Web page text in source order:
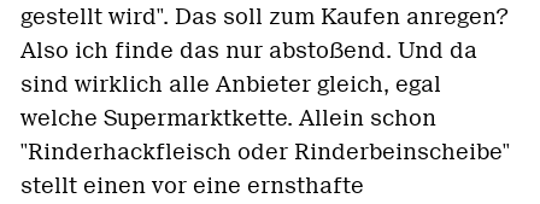
gestellt wird". Das soll zum Kaufen anregen?
Also ich finde das nur abstoßend. Und da
sind wirklich alle Anbieter gleich, egal
welche Supermarktkette. Allein schon
"Rinderhackfleisch oder Rinderbeinscheibe"
stellt einen vor eine ernsthafte